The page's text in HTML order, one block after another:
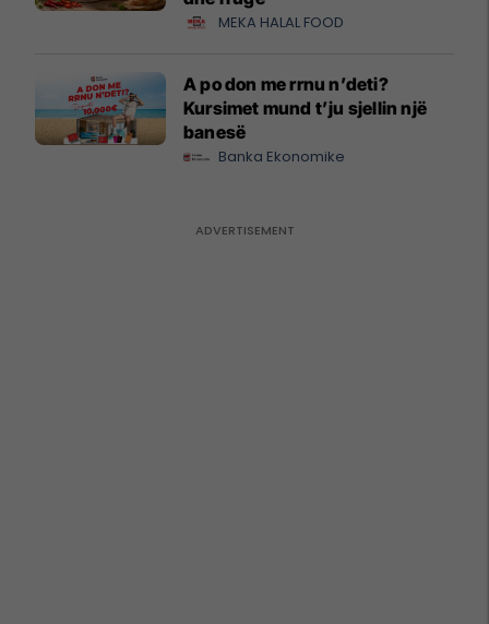
MEKA HALAL FOOD
A po don me rrnu n’deti?
Kursimet mund t’ju sjellin një
banesë
Banka Ekonomike